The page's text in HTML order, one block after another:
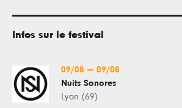
Infos sur le festival
09/08 — 09/08
Nuits Sonores
Lyon (69)